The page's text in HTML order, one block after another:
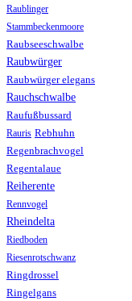
Raublinger
Stammbeckenmoore
Raubseeschwalbe
Raubwürger
Raubwürger elegans
Rauchschwalbe
Raufußbussard
Rauris Rebhuhn
Regenbrachvogel
Regentalaue
Reiherente
Rennvogel
Rheindelta
Riedboden
Riesenrotschwanz
Ringdrossel
Ringelgans